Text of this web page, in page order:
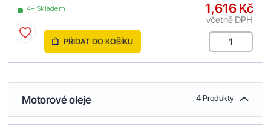
4+ Skladem 1,616 Kč
včetně DPH
PŘIDAT DO KOŠÍKU
Motorové oleje 4 Produkty